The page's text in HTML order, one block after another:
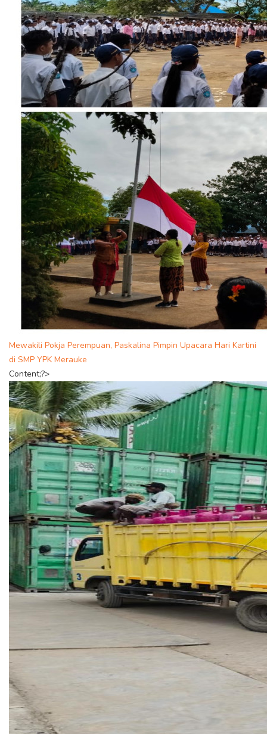
Mewakili Pokja Perempuan, Paskalina Pimpin Upacara Hari Kartini
di SMP YPK Merauke
Content;?>